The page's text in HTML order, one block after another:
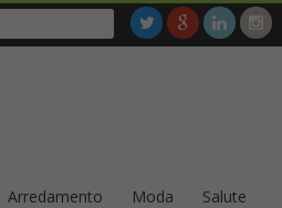
Arredamento Moda Salute